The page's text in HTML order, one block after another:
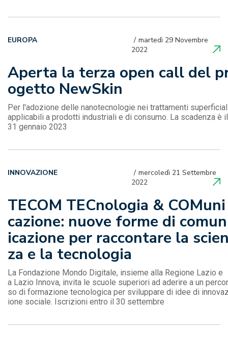
Aperta la terza open call del
ogetto NewSkin
martedì 29 Novembre
2022
EUROPA
Per l'adozione delle nanotecnologie nei trattamenti
applicabili a prodotti industriali e di consumo. La scadenza è il
31 gennaio 2023
TECOM TECnologia & COMuni
cazione: nuove forme di comun
icazione per raccontare la
za e la tecnologia
mercoledì 21 Settembre
2022
INNOVAZIONE
La Fondazione Mondo Digitale, insieme alla Regione Lazio e
a Lazio Innova, invita le scuole superiori ad aderire a un percor
so di formazione tecnologica per sviluppare di idee di
ione sociale. Iscrizioni entro il 30 settembre